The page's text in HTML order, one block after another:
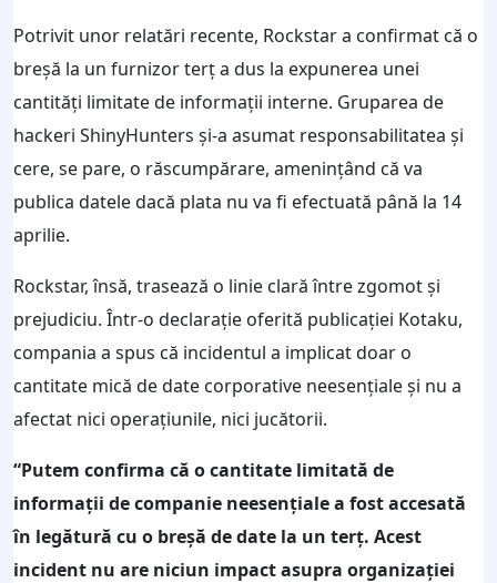
Potrivit unor relatări recente, Rockstar a confirmat că o
breșă la un furnizor terț a dus la expunerea unei
cantități limitate de informații interne. Gruparea de
hackeri ShinyHunters și-a asumat responsabilitatea și
cere, se pare, o răscumpărare, amenințând că va
publica datele dacă plata nu va fi efectuată până la 14
aprilie.
Rockstar, însă, trasează o linie clară între zgomot și
prejudiciu. Într-o declarație oferită publicației Kotaku,
compania a spus că incidentul a implicat doar o
cantitate mică de date corporative neesențiale și nu a
afectat nici operațiunile, nici jucătorii.
“Putem confirma că o cantitate limitată de
informații de companie neesențiale a fost accesată
în legătură cu o breșă de date la un terț. Acest
incident nu are niciun impact asupra organizației